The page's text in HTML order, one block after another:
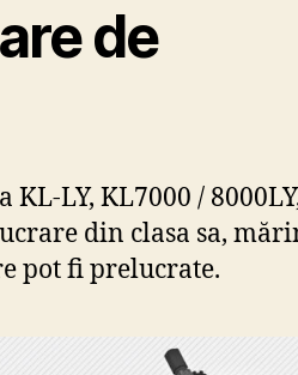
de
LY, KL7000 /
din clasa sa,
pot fi prelucrate.